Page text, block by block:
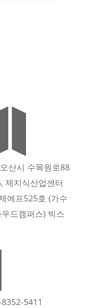
산시 수목원로88
제지식산업센터
에프525호 (가수
드캠퍼스) 빅스
5411